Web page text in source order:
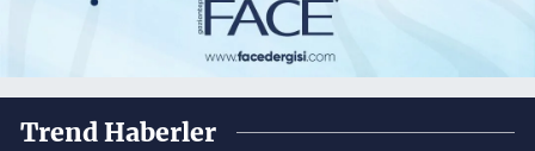
Trend Haberler